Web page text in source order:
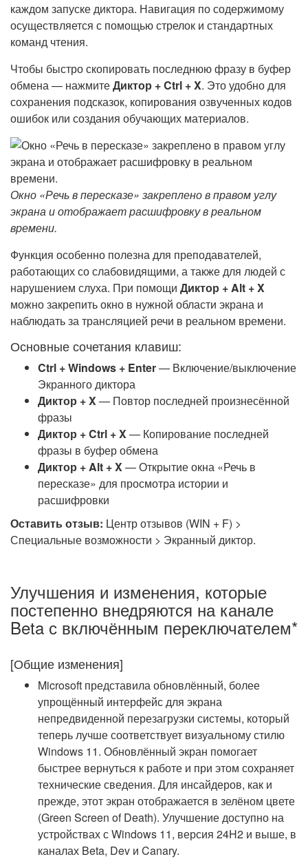
каждом запуске диктора. Навигация по содержимому
осуществляется с помощью стрелок и стандартных
команд чтения.
Чтобы быстро скопировать последнюю фразу в буфер
обмена — нажмитеДиктор + Ctrl + X. Это удобно для
сохранения подсказок, копирования озвученных кодов
ошибок или создания обучающих материалов.
Окно «Речь в пересказе» закреплено в правом углу
экрана и отображает расшифровку в реальном
времени.
Функция особенно полезна для преподавателей,
работающих со слабовидящими, а также для людей с
нарушением слуха. При помощи Диктор + Alt + X
можно закрепить окно в нужной области экрана и
наблюдать за трансляцией речи в реальном времени.
Основные сочетания клавиш:
Ctrl + Windows + Enter— Включение/выключение
Экранного диктора
Диктор + X— Повтор последней произнесённой
фразы
Диктор + Ctrl + X— Копирование последней
фразы в буфер обмена
Диктор + Alt + X— Открытие окна «Речь в
пересказе» для просмотра истории и
расшифровки
Оставить отзыв: Центр отзывов (WIN + F) >
Специальные возможности > Экранный диктор.
Улучшения и изменения, которые
постепенно внедряются на канале
Beta с включённым переключателем*
[Общие изменения]
Microsoft представила обновлённый, более
упрощённый интерфейс для экрана
непредвиденной перезагрузки системы, который
теперь лучше соответствует визуальному стилю
Windows 11. Обновлённый экран помогает
быстрее вернуться к работе и при этом сохраняет
технические сведения. Для инсайдеров, как и
прежде, этот экран отображается в зелёном цвете
(Green Screen of Death). Улучшение доступно на
устройствах с Windows 11, версия 24H2 и выше, в
каналах Beta, Dev и Canary.